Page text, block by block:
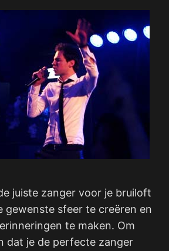
juiste zanger voor je bruiloft
gewenste sfeer te creëren en
te maken. Om
dat je de perfecte zanger